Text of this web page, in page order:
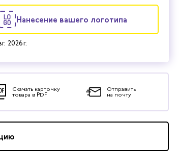
2026 г.
Нанесение вашего логотипа
Скачать карточку
товара в PDF
Отправить
на почту